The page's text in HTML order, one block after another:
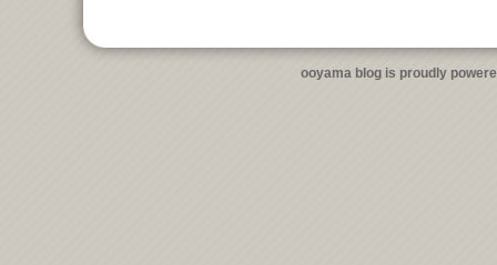
ooyama blog is proudly